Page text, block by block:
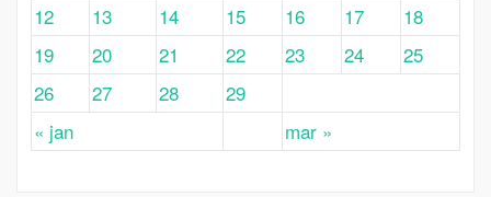
« jan mar »
12
13 14 15 16 17
18
19
20 21 22 23 24
25
26
27 28 29